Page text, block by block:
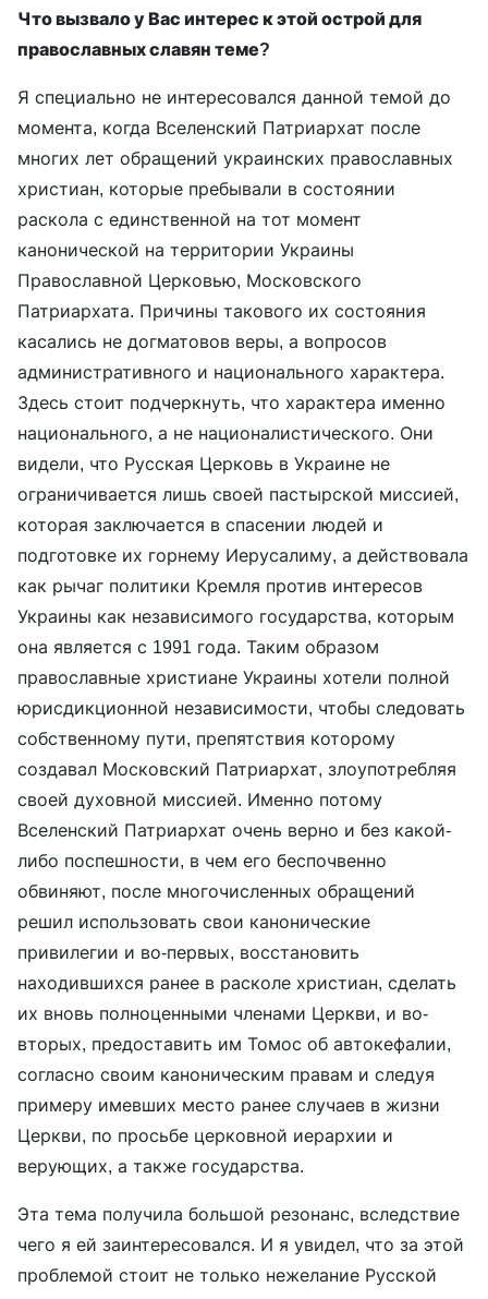
Что вызвало у Вас интерес к этой острой для
православных славян теме?
Я специально не интересовался данной темой до
момента, когда Вселенский Патриархат после
многих лет обращений украинских православных
христиан, которые пребывали в состоянии
раскола с единственной на тот момент
канонической на территории Украины
Православной Церковью, Московского
Патриархата. Причины такового их состояния
касались не догматовов веры, а вопросов
административного и национального характера.
Здесь стоит подчеркнуть, что характера именно
национального, а не националистического. Они
видели, что Русская Церковь в Украине не
ограничивается лишь своей пастырской миссией,
которая заключается в спасении людей и
подготовке их горнему Иерусалиму, а действовала
как рычаг политики Кремля против интересов
Украины как независимого государства, которым
она является с 1991 года. Таким образом
православные христиане Украины хотели полной
юрисдикционной независимости, чтобы следовать
собственному пути, препятствия которому
создавал Московский Патриархат, злоупотребляя
своей духовной миссией. Именно потому
Вселенский Патриархат очень верно и без какой-
либо поспешности, в чем его беспочвенно
обвиняют, после многочисленных обращений
решил использовать свои канонические
привилегии и во-первых, восстановить
находившихся ранее в расколе христиан, сделать
их вновь полноценными членами Церкви, и во-
вторых, предоставить им Томос об автокефалии,
согласно своим каноническим правам и следуя
примеру имевших место ранее случаев в жизни
Церкви, по просьбе церковной иерархии и
верующих, а также государства.
Эта тема получила большой резонанс, вследствие
чего я ей заинтересовался. И я увидел, что за этой
проблемой стоит не только нежелание Русской